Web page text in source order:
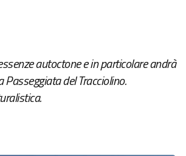
autoctone e in particolare andrà
del Tracciolino.